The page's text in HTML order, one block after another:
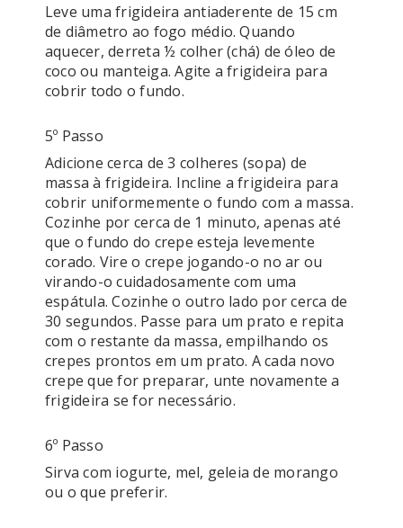
Leve uma frigideira antiaderente de 15 cm
de diâmetro ao fogo médio. Quando
aquecer, derreta ½ colher (chá) de óleo de
coco ou manteiga. Agite a frigideira para
5º Passo
Adicione cerca de 3 colheres (sopa) de
massa à frigideira. Incline a frigideira para
cobrir uniformemente o fundo com a massa.
Cozinhe por cerca de 1 minuto, apenas até
que o fundo do crepe esteja levemente
corado. Vire o crepe jogando-o no ar ou
virando-o cuidadosamente com uma
espátula. Cozinhe o outro lado por cerca de
30 segundos. Passe para um prato e repita
com o restante da massa, empilhando os
crepes prontos em um prato. A cada novo
crepe que for preparar, unte novamente a
6º Passo
Sirva com iogurte, mel, geleia de morango